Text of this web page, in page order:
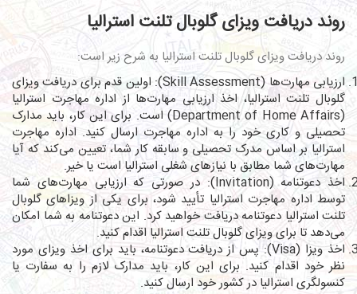
روند دریافت ویزای گلوبال تلنت استرالیا
روند دریافت ویزای گلوبال تلنت استرالیا به شرح زیر است:
ارزیابی مهارت‌ها (Skill Assessment): اولین قدم برای دریافت ویزای
گلوبال تلنت استرالیا، اخذ ارزیابی مهارت‌ها از اداره مهاجرت استرالیا
(Department of Home Affairs) است. برای این کار، باید مدارک
تحصیلی و کاری خود را به اداره مهاجرت ارسال کنید. اداره مهاجرت
استرالیا بر اساس مدرک تحصیلی و سابقه کار شما، تعیین می‌کند که آیا
مهارت‌های شما مطابق با نیازهای شغلی استرالیا است یا خیر.
اخذ دعوتنامه (Invitation): در صورتی که ارزیابی مهارت‌های شما
توسط اداره مهاجرت استرالیا تأیید شود، برای یکی از ویزاهای گلوبال
تلنت استرالیا دعوتنامه دریافت خواهید کرد. این دعوتنامه به شما امکان
می‌دهد تا برای ویزای گلوبال تلنت استرالیا اقدام کنید.
اخذ ویزا (Visa): پس از دریافت دعوتنامه، باید برای اخذ ویزای مورد
نظر خود اقدام کنید. برای این کار، باید مدارک لازم را به سفارت یا
کنسولگری استرالیا در کشور خود ارسال کنید.